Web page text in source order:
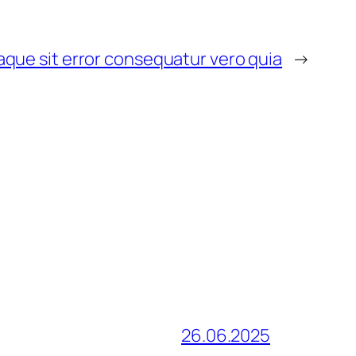
sit error consequatur vero quia →
26.06.2025